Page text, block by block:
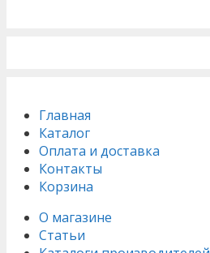
Главная
Каталог
Оплата и доставка
Контакты
Корзина
О магазине
Статьи